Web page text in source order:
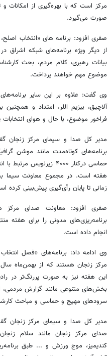
مرکز است که با بهره‌گیری از امکانات
صورت می‌گیرد.
از دیگر ویژه برنامه‌های شبکه اشراق
بیانات رهبری، کلام مردم، بحث
موضوع مهم خواهند پرداخت.
وی گفت: علاوه بر این سایر
آلاچیق، بیزیم اللر، امتداد و
فراخور موضوع، با حال و هوای
مدیر کل صدا و سیمای مرکز زنجان
برنامه‌های کوتاه‌مدت مانند موشن
حماسی درکنار ۴۰۰۰
زمانی تا پایان رأی‌گیری پیش‌بینی کرده
صفری افزود: معاونت صدای مرکز
برنامه‌ریزی‌های مدونی را برای هفته
انجام داده است.
مرکز زنجان هستند که از بهمن‌ماه
این هفته نیز به صورت پررنگ‌تر در
بخش‌های متنوعی مانند گزارش مردمی،
سرودهای مهیج و حماسی و مباحث
مدیر کل صدا و سیمای مرکز زنجان
صدای مرکز زنجان مانند سلام
کندیمیز، موج ورزش و ... طبق